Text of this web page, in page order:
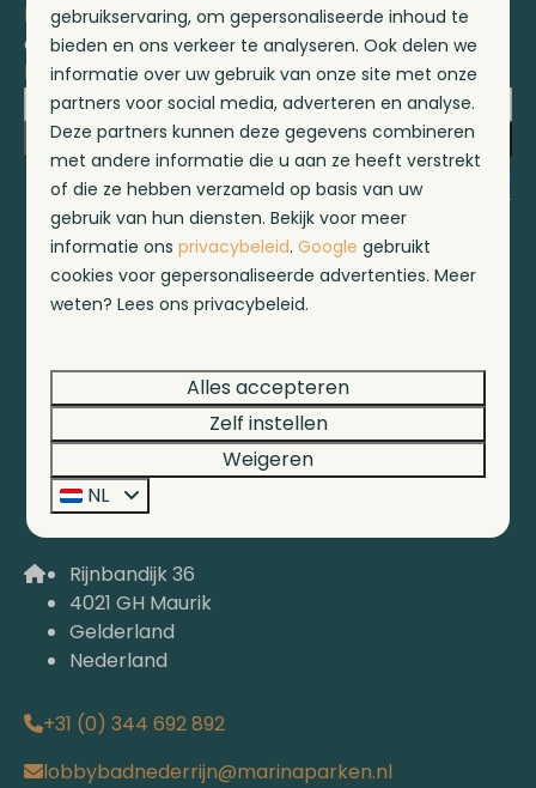
Meld je aan voor onze nieuwsbrief en
ontvang het laatste nieuws en diverse
kortingen!
Inschrijven
servicevoorwaarden
zijn van toepassing.
Veilig betalen
Rijnbandijk 36
4021 GH Maurik
Gelderland
Nederland
+31 (0) 344 692 892
lobbybadnederrijn@marinaparken.nl
gebruikservaring, om gepersonaliseerde inhoud te
bieden en ons verkeer te analyseren. Ook delen we
informatie over uw gebruik van onze site met onze
partners voor social media, adverteren en analyse.
Deze partners kunnen deze gegevens combineren
met andere informatie die u aan ze heeft verstrekt
of die ze hebben verzameld op basis van uw
gebruik van hun diensten. Bekijk voor meer
informatie onsprivacybeleid.Google gebruikt
cookies voor gepersonaliseerde advertenties. Meer
weten? Lees ons privacybeleid.
Alles accepteren
Zelf instellen
Weigeren
NL